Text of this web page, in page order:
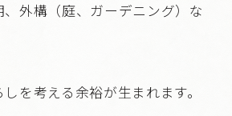
外構（庭、ガーデニング）な
を考える余裕が生まれます。